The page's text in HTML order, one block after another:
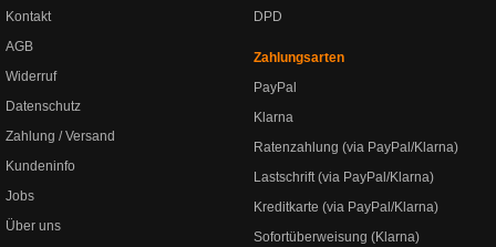
Kontakt
AGB
Widerruf
Datenschutz
Zahlung / Versand
Kundeninfo
Jobs
Über uns
DPD
Zahlungsarten
PayPal
Klarna
Ratenzahlung (via PayPal/Klarna)
Lastschrift (via PayPal/Klarna)
Kreditkarte (via PayPal/Klarna)
Sofortüberweisung (Klarna)